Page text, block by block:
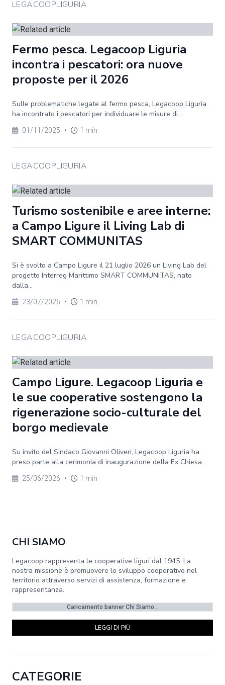
LEGACOOPLIGURIA
Fermo pesca. Legacoop Liguria
incontra i pescatori: ora nuove
proposte per il 2026
Sulle problematiche legate al fermo pesca, Legacoop Liguria
ha incontrato i pescatori per individuare le misure di...
01/11/2025 • 1 min
LEGACOOPLIGURIA
Turismo sostenibile e aree interne:
a Campo Ligure il Living Lab di
SMART COMMUNITAS
Si è svolto a Campo Ligure il 21 luglio 2026 un Living Lab del
progetto Interreg Marittimo SMART COMMUNITAS, nato
dalla...
23/07/2026 • 1 min
LEGACOOPLIGURIA
Campo Ligure. Legacoop Liguria e
le sue cooperative sostengono la
rigenerazione socio-culturale del
borgo medievale
Su invito del Sindaco Giovanni Oliveri, Legacoop Liguria ha
preso parte alla cerimonia di inaugurazione della Ex Chiesa...
25/06/2026 • 1 min
CHI SIAMO
Legacoop rappresenta le cooperative liguri dal 1945. La
nostra missione è promuovere lo sviluppo cooperativo nel
territorio attraverso servizi di assistenza, formazione e
rappresentanza.
Caricamento banner Chi Siamo...
LEGGI DI PIÙ
CATEGORIE